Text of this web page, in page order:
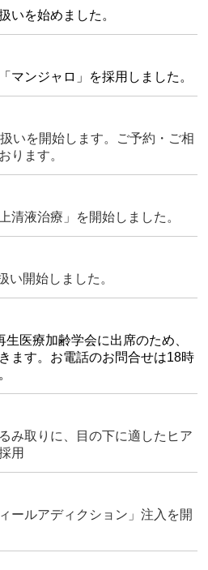
いを始めました。
マンジャロ」を採用しました。
いを開始します。ご予約・ご相
ります。
清液治療」を開始しました。
い開始しました。
医療加齢学会に出席のため、
ます。お電話のお問合せは18時
み取りに、目の下に適したヒア
用
ールアディクション」注入を開